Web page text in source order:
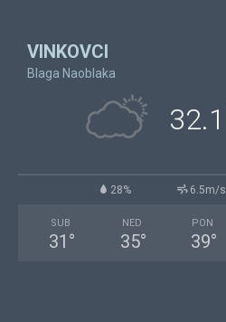
VINKOVCI
Blaga Naoblaka
32.1
28% 6.5m/s
SUB
31 °
NED
35°
PON
39°